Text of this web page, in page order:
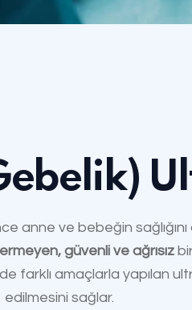
anne ve bebeğin
güvenli ve ağrısız
farklı amaçlarla yapılan
sağlar.